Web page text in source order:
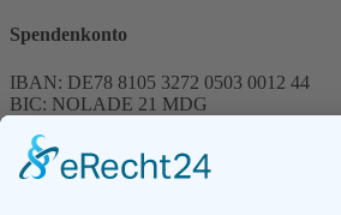
Spendenkonto
IBAN: DE78 8105 3272 0503 0012 44
BIC: NOLADE 21 MDG
Spenden können steuerlich abgesetzt werden